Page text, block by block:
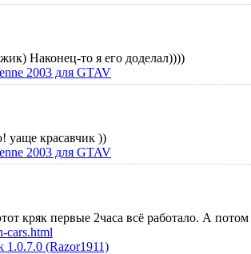
Наконец-то я его доделал))))
2003 для GTAV
уаще красавчик ))
2003 для GTAV
кряк первые 2часа всё работало. А
cars.html
1.0.7.0 (Razor1911)